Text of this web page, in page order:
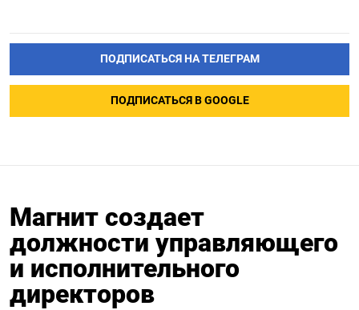
ПОДПИСАТЬСЯ НА ТЕЛЕГРАМ
ПОДПИСАТЬСЯ В GOOGLE
Магнит создает
должности управляющего
и исполнительного
директоров